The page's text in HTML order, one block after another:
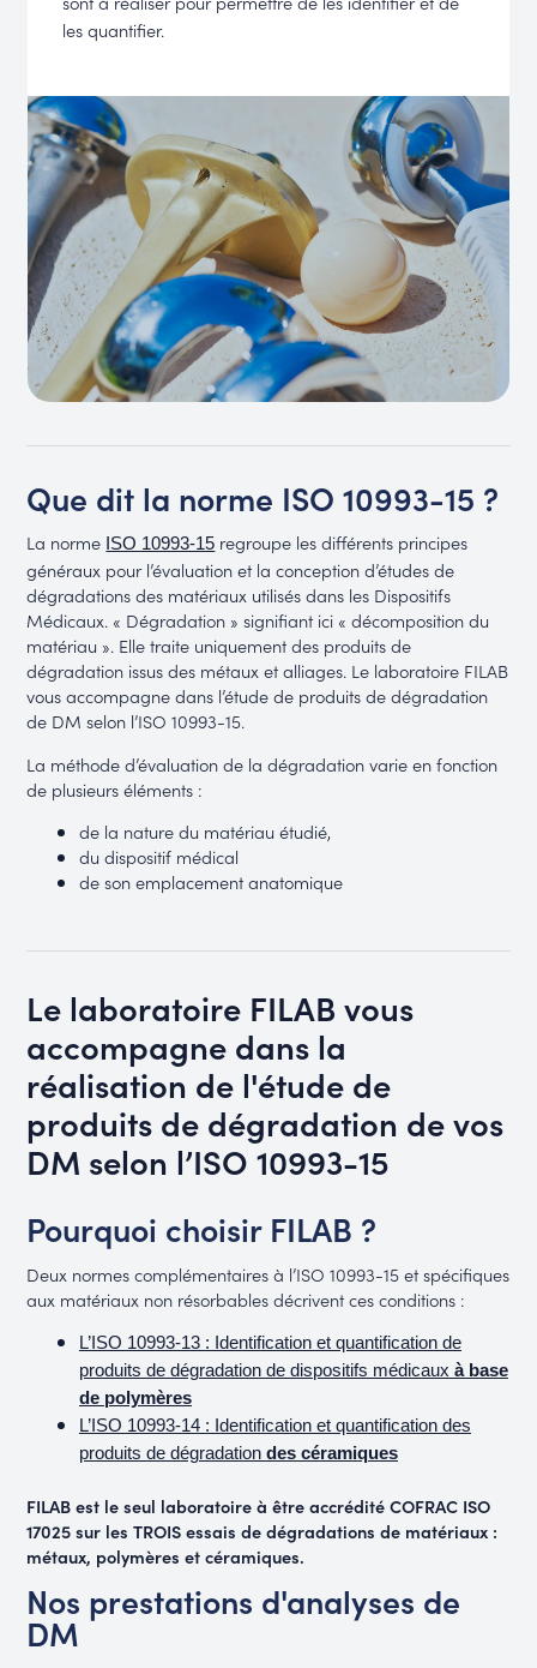
les quantifier.
Que dit la norme ISO 10993-15 ?
La norme ISO 10993-15 regroupe les différents principes
généraux pour l’évaluation et la conception d’études de
dégradations des matériaux utilisés dans les Dispositifs
Médicaux. « Dégradation » signifiant ici « décomposition du
matériau ». Elle traite uniquement des produits de
dégradation issus des métaux et alliages. Le laboratoire FILAB
vous accompagne dans l’étude de produits de dégradation
de DM selon l’ISO 10993-15.
La méthode d’évaluation de la dégradation varie en fonction
de plusieurs éléments :
de la nature du matériau étudié,
du dispositif médical
de son emplacement anatomique
Le laboratoire FILAB vous
accompagne dans la
réalisation de l'étude de
produits de dégradation de vos
DM selon l’ISO 10993-15
Pourquoi choisir FILAB ?
Deux normes complémentaires à l’ISO 10993-15 et spécifiques
aux matériaux non résorbables décrivent ces conditions :
L’ISO 10993-13 : Identification et quantification de
produits de dégradation de dispositifs médicaux à base
de polymères
L’ISO 10993-14 : Identification et quantification des
produits de dégradation des céramiques
FILAB est le seul laboratoire à être accrédité COFRAC ISO
17025 sur les TROIS essais de dégradations de matériaux :
métaux, polymères et céramiques.
Nos prestations d'analyses de
DM